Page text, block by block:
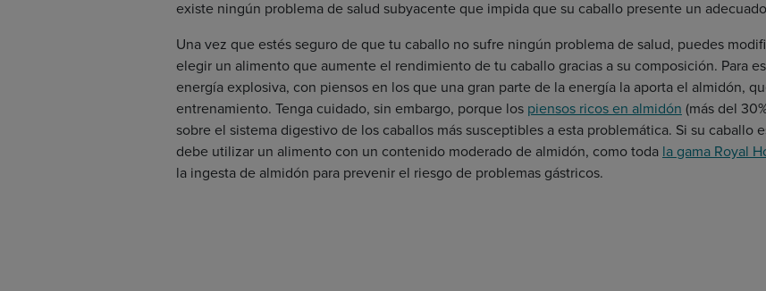
existe ningún problema de salud subyacente que impida que su caballo presente un
Una vez que estés seguro de que tu caballo no sufre ningún problema de salud, puedes
elegir un alimento que aumente el rendimiento de tu caballo gracias a su composición. Para
energía explosiva, con piensos en los que una gran parte de la energía la aporta el almidón,
entrenamiento. Tenga cuidado, sin embargo, porque los piensos ricos en almidón (más del
sobre el sistema digestivo de los caballos más susceptibles a esta problemática. Si su caballo
debe utilizar un alimento con un contenido moderado de almidón, como toda la gama Royal
la ingesta de almidón para prevenir el riesgo de problemas gástricos.